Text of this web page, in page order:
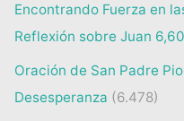
Encontrando Fuerza en
Reflexión sobre Juan
Oración de San Padre
Desesperanza (6.478)